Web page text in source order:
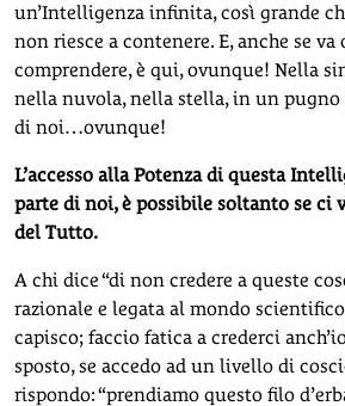
un’Intelligenza infinita, così grande
non riesce a contenere. E, anche se
comprendere, è qui, ovunque! Nella
nella nuvola, nella stella, in un
di noi…ovunque!
L’accesso alla Potenza di questa
parte di noi, è possibile soltanto se ci
del Tutto.
A chi dice “di non credere a queste
razionale e legata al mondo
capisco; faccio fatica a crederci
sposto, se accedo ad un livello di
rispondo: “prendiamo questo filo